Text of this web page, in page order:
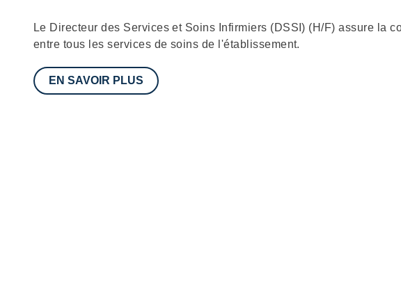
Description
Le Directeur des Services et Soins Infirmiers (DSSI) (H/F) assure la
entre tous les services de soins de l'établissement.
EN SAVOIR PLUS